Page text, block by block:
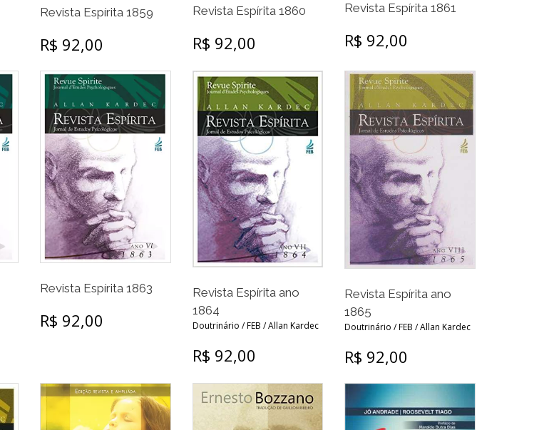
Revista Espírita 1859
R$ 92,00
Revista Espírita 1860
R$ 92,00
Revista Espírita 1861
R$ 92,00
Revista Espírita 1863
R$ 92,00
Revista Espírita ano
1864
Doutrinário / FEB / Allan Kardec
R$ 92,00
Revista Espírita ano
1865
Doutrinário / FEB / Allan Kardec
R$ 92,00